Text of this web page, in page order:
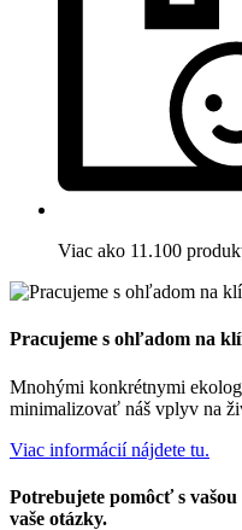
Viac ako 11.100
Pracujeme s ohľadom na
Mnohými konkrétnymi
minimalizovať náš vplyv na
Viac informácií nájdete tu.
Potrebujete pomôcť s
vaše otázky.